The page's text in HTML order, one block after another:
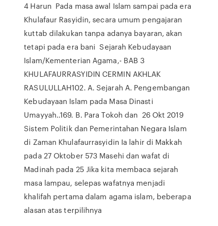
4 Harun Pada masa awal Islam sampai pada era
Khulafaur Rasyidin, secara umum pengajaran
kuttab dilakukan tanpa adanya bayaran, akan
tetapi pada era bani Sejarah Kebudayaan
Islam/Kementerian Agama,- BAB 3
KHULAFAURRASYIDIN CERMIN AKHLAK
RASULULLAH102. A. Sejarah A. Pengembangan
Kebudayaan Islam pada Masa Dinasti
Umayyah..169. B. Para Tokoh dan 26 Okt 2019
Sistem Politik dan Pemerintahan Negara Islam
di Zaman Khulafaurrasyidin Ia lahir di Makkah
pada 27 Oktober 573 Masehi dan wafat di
Madinah pada 25 Jika kita membaca sejarah
masa lampau, selepas wafatnya menjadi
khalifah pertama dalam agama islam, beberapa
alasan atas terpilihnya